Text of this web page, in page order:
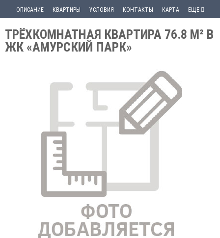
ОПИСАНИЕ КВАРТИРЫ УСЛОВИЯ КОНТАКТЫ КАРТА ЕЩЕ
ТРЁХКОМНАТНАЯ КВАРТИРА 76.8 М² В
ЖК «АМУРСКИЙ ПАРК»